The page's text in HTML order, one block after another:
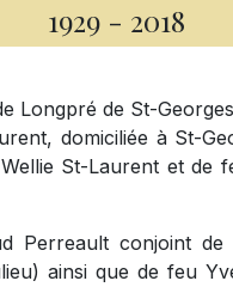
1929 - 2018
Longpré de St-
domiciliée à St-
St-Laurent et de
Perreault conjoint
ainsi que de feu